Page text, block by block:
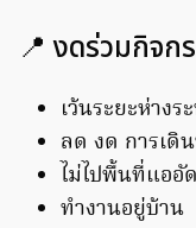
📍 งดร่วมกิจก
เว้นระยะห่าง
ลด งด การเดิ
ไม่ไปพื้นที่แออัด
ทำงานอยู่บ้าน